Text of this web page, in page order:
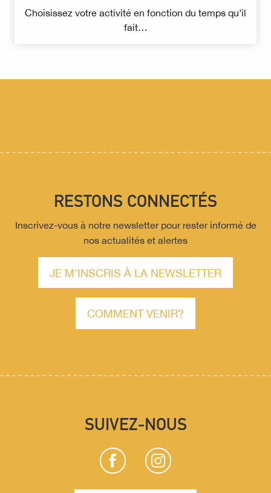
Choisissez votre activité en fonction du temps qu’il
fait…
RESTONS CONNECTÉS
Inscrivez-vous à notre newsletter pour rester informé de
nos actualités et alertes
JE M'INSCRIS À LA NEWSLETTER
COMMENT VENIR?
SUIVEZ-NOUS